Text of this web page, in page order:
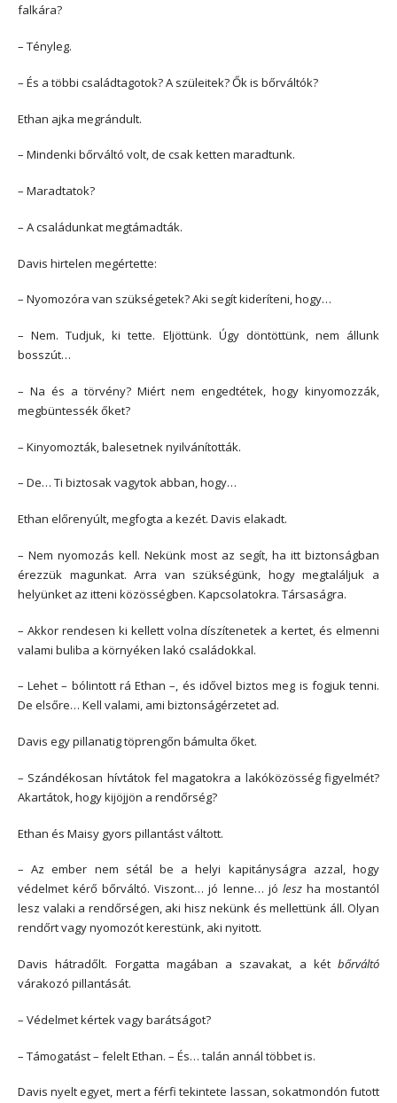
falkára?
– Tényleg.
– És a többi családtagotok? A szüleitek? Ők is bőrváltók?
Ethan ajka megrándult.
– Mindenki bőrváltó volt, de csak ketten maradtunk.
– Maradtatok?
– A családunkat megtámadták.
Davis hirtelen megértette:
– Nyomozóra van szükségetek? Aki segít kideríteni, hogy…
– Nem. Tudjuk, ki tette. Eljöttünk. Úgy döntöttünk, nem állunk
bosszút…
– Na és a törvény? Miért nem engedtétek, hogy kinyomozzák,
megbüntessék őket?
– Kinyomozták, balesetnek nyilvánították.
– De… Ti biztosak vagytok abban, hogy…
Ethan előrenyúlt, megfogta a kezét. Davis elakadt.
– Nem nyomozás kell. Nekünk most az segít, ha itt biztonságban
érezzük magunkat. Arra van szükségünk, hogy megtaláljuk a
helyünket az itteni közösségben. Kapcsolatokra. Társaságra.
– Akkor rendesen ki kellett volna díszítenetek a kertet, és elmenni
valami buliba a környéken lakó családokkal.
– Lehet – bólintott rá Ethan –, és idővel biztos meg is fogjuk tenni.
De elsőre… Kell valami, ami biztonságérzetet ad.
Davis egy pillanatig töprengőn bámulta őket.
– Szándékosan hívtátok fel magatokra a lakóközösség figyelmét?
Akartátok, hogy kijöjjön a rendőrség?
Ethan és Maisy gyors pillantást váltott.
– Az ember nem sétál be a helyi kapitányságra azzal, hogy
védelmet kérő bőrváltó. Viszont… jó lenne… jó leszha mostantól
lesz valaki a rendőrségen, aki hisz nekünk és mellettünk áll. Olyan
rendőrt vagy nyomozót kerestünk, aki nyitott.
Davis hátradőlt. Forgatta magában a szavakat, a két bőrváltó
várakozó pillantását.
– Védelmet kértek vagy barátságot?
– Támogatást – felelt Ethan. – És… talán annál többet is.
Davis nyelt egyet, mert a férfi tekintete lassan, sokatmondón futott